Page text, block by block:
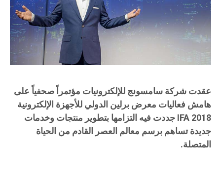
عقدت شركة سامسونج للإلكترونيات مؤتمراً صحفياً على
هامش فعاليات معرض برلين الدولي للأجهزة الإلكترونية
IFA 2018 جددت فيه التزامها بتطوير منتجات وخدمات
جديدة تساهم برسم معالم العصر القادم من الحياة
المتصلة.